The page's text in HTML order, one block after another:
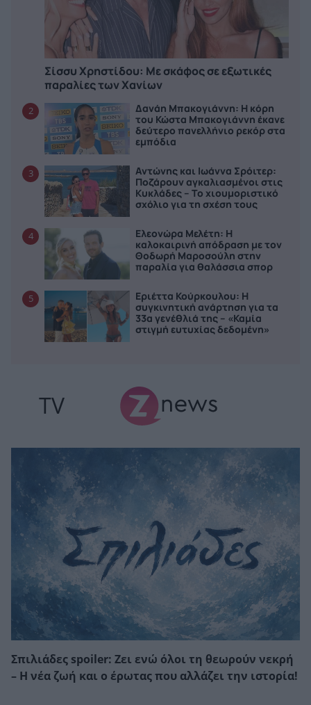
Σίσσυ Χρηστίδου: Με σκάφος σε εξωτικές
παραλίες των Χανίων
2
Δανάη Μπακογιάννη: Η κόρη
του Κώστα Μπακογιάννη έκανε
δεύτερο πανελλήνιο ρεκόρ στα
εμπόδια
3
Αντώνης και Ιωάννα Σρόιτερ:
Ποζάρουν αγκαλιασμένοι στις
Κυκλάδες – Το χιουμοριστικό
σχόλιο για τη σχέση τους
4
Ελεονώρα Μελέτη: Η
καλοκαιρινή απόδραση με τον
Θοδωρή Μαροσούλη στην
παραλία για θαλάσσια σπορ
5
Εριέττα Κούρκουλου: Η
συγκινητική ανάρτηση για τα
33α γενέθλιά της – «Καμία
στιγμή ευτυχίας δεδομένη»
TV
Σπιλιάδες spoiler: Ζει ενώ όλοι τη θεωρούν νεκρή
– Η νέα ζωή και ο έρωτας που αλλάζει την ιστορία!